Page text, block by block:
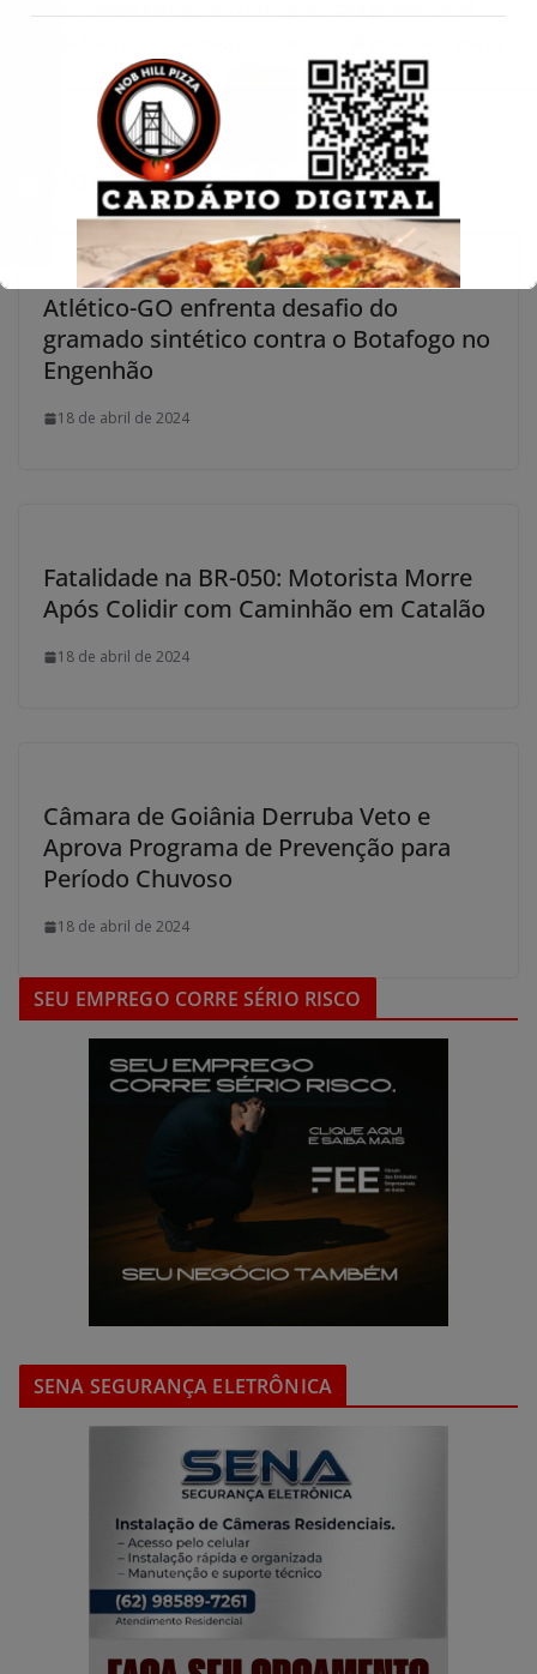
Você pode gostar também
Atlético-GO enfrenta desafio do
gramado sintético contra o Botafogo no
Engenhão
18 de abril de 2024
Fatalidade na BR-050: Motorista Morre
Após Colidir com Caminhão em Catalão
18 de abril de 2024
Câmara de Goiânia Derruba Veto e
Aprova Programa de Prevenção para
Período Chuvoso
18 de abril de 2024
SEU EMPREGO CORRE SÉRIO RISCO
SENA SEGURANÇA ELETRÔNICA